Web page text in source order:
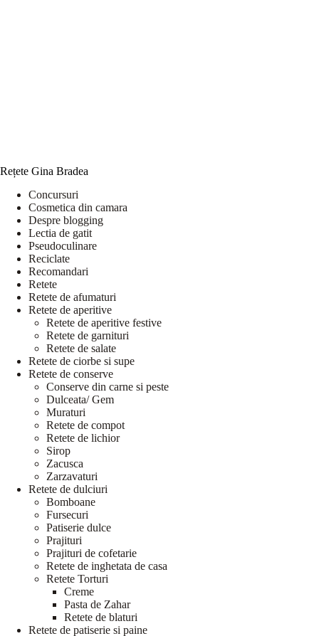
Rețete Gina Bradea
Concursuri
Cosmetica din camara
Despre blogging
Lectia de gatit
Pseudoculinare
Reciclate
Recomandari
Retete
Retete de afumaturi
Retete de aperitive
Retete de aperitive festive
Retete de garnituri
Retete de salate
Retete de ciorbe si supe
Retete de conserve
Conserve din carne si peste
Dulceata/ Gem
Muraturi
Retete de compot
Retete de lichior
Sirop
Zacusca
Zarzavaturi
Retete de dulciuri
Bomboane
Fursecuri
Patiserie dulce
Prajituri
Prajituri de cofetarie
Retete de inghetata de casa
Retete Torturi
Creme
Pasta de Zahar
Retete de blaturi
Retete de patiserie si paine